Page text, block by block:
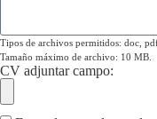
Tipos de archivos permitidos: doc,
Tamaño máximo de archivo: 10 MB.
CV adjuntar campo: